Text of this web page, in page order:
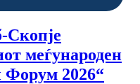
Скопје
меѓународен
Форум 2026“